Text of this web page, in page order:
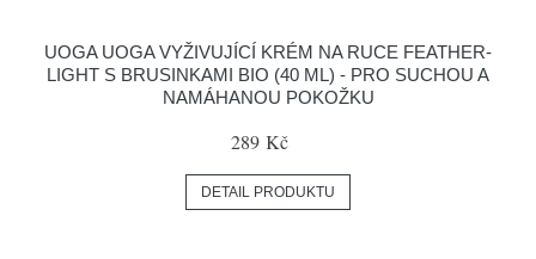
UOGA UOGA VYŽIVUJÍCÍ KRÉM NA RUCE FEATHER-
LIGHT S BRUSINKAMI BIO (40 ML) - PRO SUCHOU A
NAMÁHANOU POKOŽKU
289 Kč
DETAIL PRODUKTU